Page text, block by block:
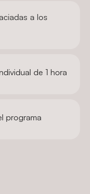
a los
de 1 hora
programa